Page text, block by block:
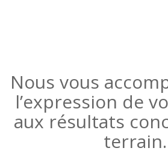
Nous vous
l’expression de
aux résultats
terrain.